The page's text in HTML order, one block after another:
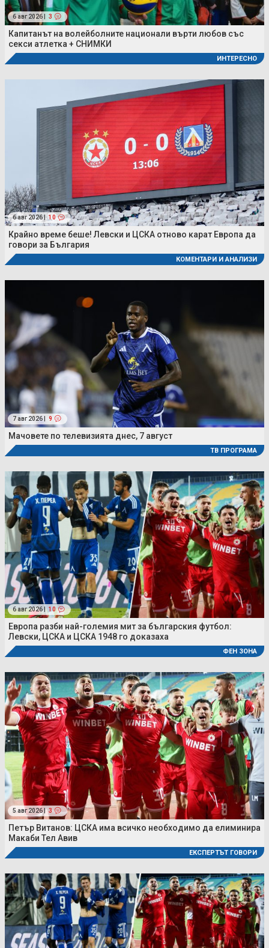
6 авг 2026 | 3
Капитанът на волейболните национали върти любов със
секси атлетка + СНИМКИ
ИНТЕРЕСНО
6 авг 2026 | 10
Крайно време беше! Левски и ЦСКА отново карат Европа да
говори за България
КОМЕНТАРИ И АНАЛИЗИ
7 авг 2026 | 9
Мачовете по телевизията днес, 7 август
ТВ ПРОГРАМА
6 авг 2026 | 10
Европа разби най-големия мит за българския футбол:
Левски, ЦСКА и ЦСКА 1948 го доказаха
ФЕН ЗОНА
5 авг 2026 | 3
Петър Витанов: ЦСКА има всичко необходимо да елиминира
Макаби Тел Авив
ЕКСПЕРТЪТ ГОВОРИ